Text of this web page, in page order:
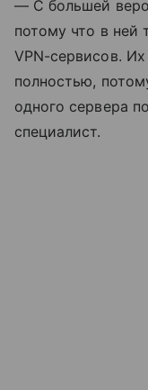
— С большей
потому что в ней
VPN-сервисов.
полностью,
одного сервера
специалист.